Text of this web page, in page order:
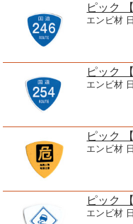
ピック
エンビ材
ピック
エンビ材
ピック
エンビ材
ピック
エンビ材